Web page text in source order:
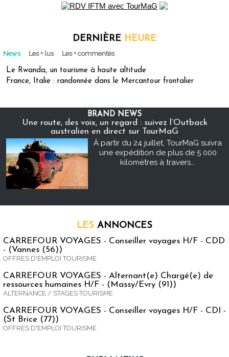
DERNIÈRE HEURE
News Les + lus Les + commentés
Le Rwanda, un tourisme à haute altitude
France, Italie : randonnée dans le Mercantour frontalier
BRAND NEWS
Une route, des voix, un regard : suivez l’Outback
australien en direct sur TourMaG
À partir du 24 juillet, TourMaG suivra
une expédition de plus de 5 000
kilomètres à travers...
LES ANNONCES
CARREFOUR VOYAGES - Conseiller voyages H/F - CDD
- (Vannes (56))
OFFRES D'EMPLOI TOURISME
CARREFOUR VOYAGES - Alternant(e) Chargé(e) de
ressources humaines H/F - (Massy/Evry (91))
ALTERNANCE / STAGES TOURISME
CARREFOUR VOYAGES - Conseiller voyages H/F - CDI -
(St Brice (77))
OFFRES D'EMPLOI TOURISME